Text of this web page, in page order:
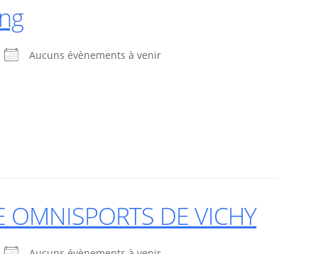
Aucuns évènements à venir
OMNISPORTS DE VICHY